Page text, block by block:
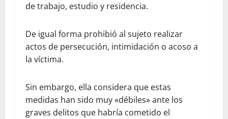
de trabajo, estudio y residencia.
De igual forma prohibió al sujeto realizar
actos de persecución, intimidación o acoso a
la víctima.
Sin embargo, ella considera que estas
medidas han sido muy «débiles» ante los
graves delitos que habría cometido el